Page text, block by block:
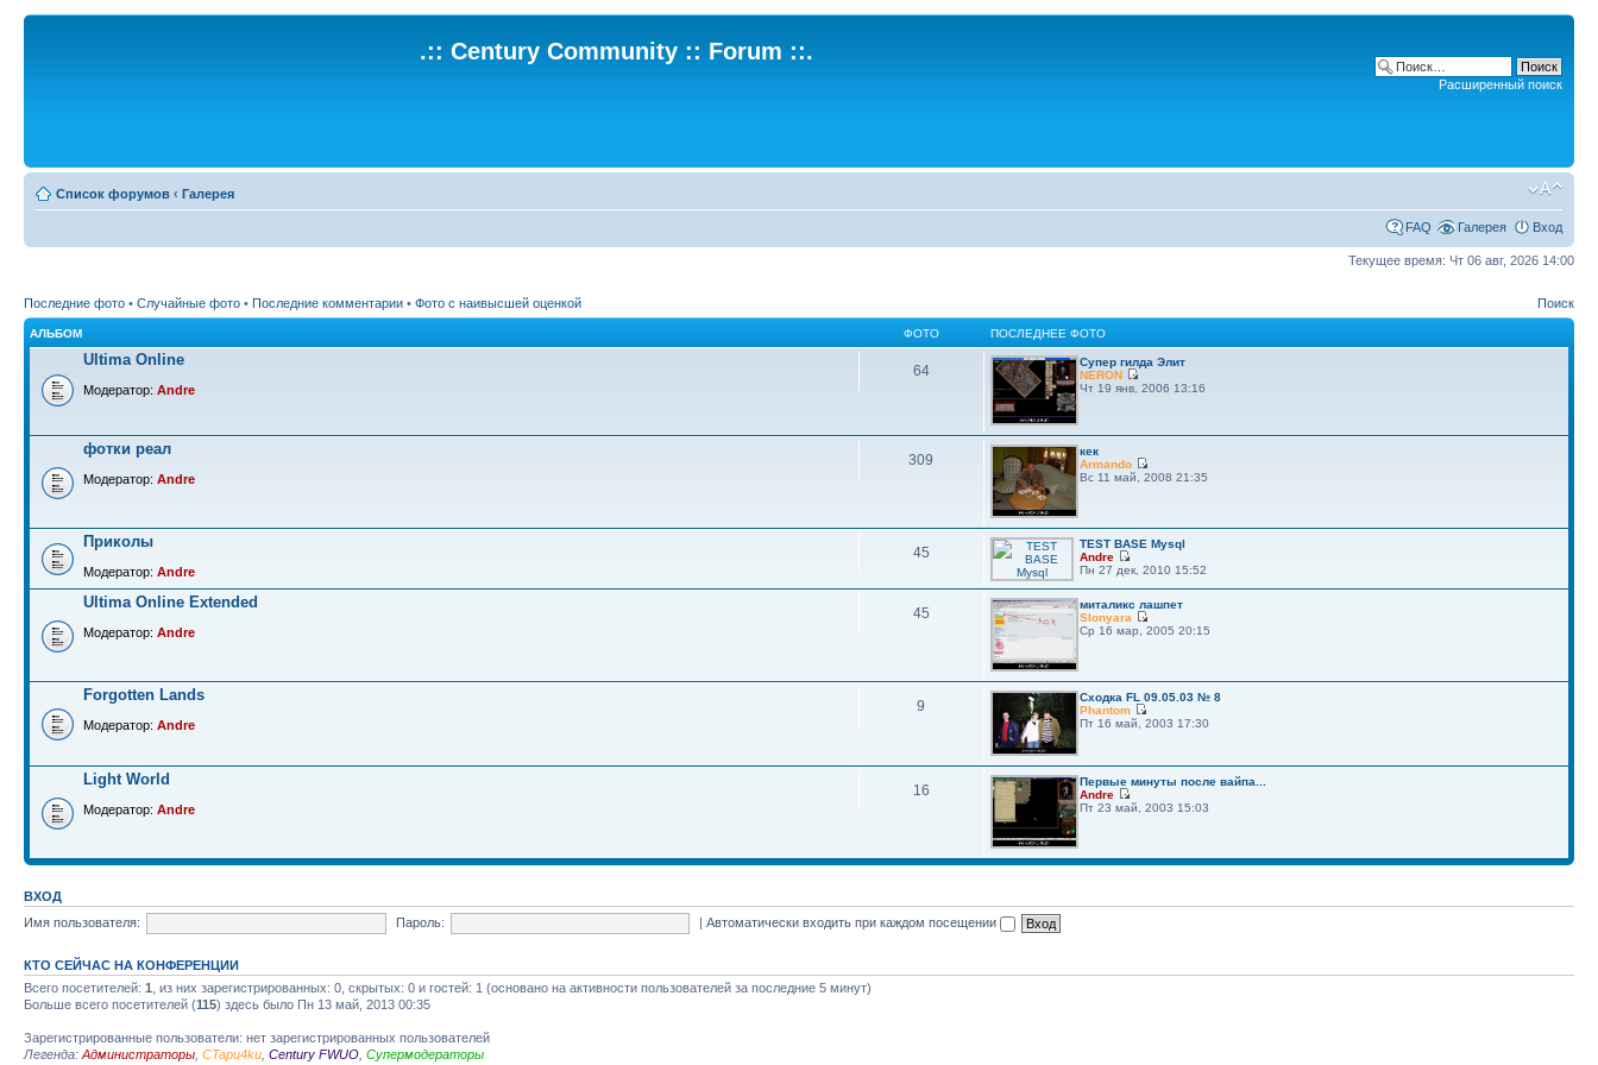
.:: Century Community :: Forum ::.
Расширенный поиск
Список форумов ‹ Галерея
FAQ Галерея Вход
Текущее время: Чт 06 авг, 2026 14:00
Последние фото • Случайные фото • Последние комментарии • Фото с наивысшей оценкой Поиск
АЛЬБОМ ФОТО ПОСЛЕДНЕЕ ФОТО
Ultima Online
Модератор: Andre
64
Супер гилда Элит
NERON
Чт 19 янв, 2006 13:16
фотки реал
Модератор: Andre
309
кек
Armando
Вс 11 май, 2008 21:35
Приколы
Модератор: Andre
45
TEST BASE Mysql
Andre
Пн 27 дек, 2010 15:52
Ultima Online Extended
Модератор: Andre
45
миталикс лашпет
Slonyara
Ср 16 мар, 2005 20:15
Forgotten Lands
Модератор: Andre
9
Сходка FL 09.05.03 № 8
Phantom
Пт 16 май, 2003 17:30
Light World
Модератор: Andre
16
Первые минуты после вайпа...
Andre
Пт 23 май, 2003 15:03
ВХОД
Имя пользователя:
Пароль: |Автоматически входить при каждом посещении
КТО СЕЙЧАС НА КОНФЕРЕНЦИИ
Всего посетителей: 1 , из них зарегистрированных: 0, скрытых: 0 и гостей: 1 (основано на активности пользователей за последние 5 минут)
Больше всего посетителей (115) здесь было Пн 13 май, 2013 00:35
Зарегистрированные пользователи: нет зарегистрированных пользователей
Легенда: Администраторы CTapu4ku Century FWUO Супермодераторы